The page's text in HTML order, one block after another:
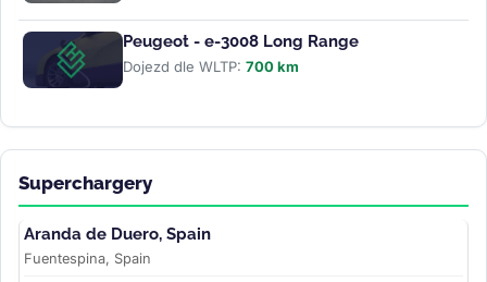
Peugeot - e-3008 Long Range
Dojezd dle WLTP: 700 km
Superchargery
Aranda de Duero, Spain
Fuentespina, Spain